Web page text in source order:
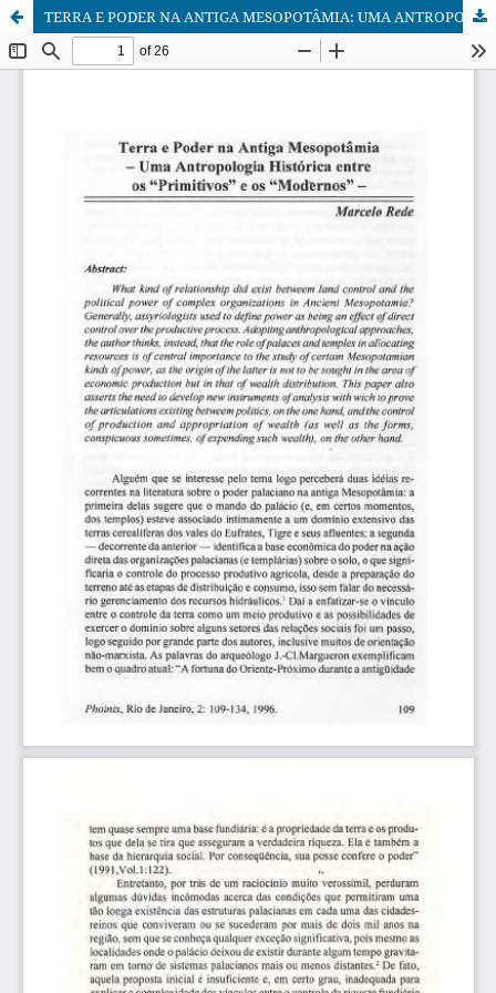
TERRA E PODER NA ANTIGA MESOPOTÂMIA: UMA ANTROPOLOGIA HISTÓRICA ENTRE OS "PRIMITIVOS" E OS "MODERNOS"